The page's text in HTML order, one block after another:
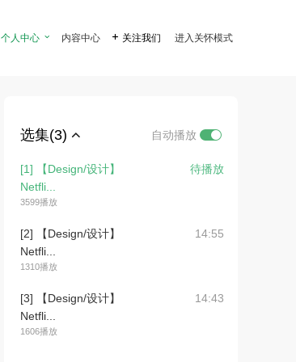
个人中心  内容中心  关注我们 进入关怀模式
选集(3) 自动播放
[1] 【Design/设计】
Netfli...
3599播放
待播放
[2] 【Design/设计】
Netfli...
1310播放
14:55
[3] 【Design/设计】
Netfli...
1606播放
14:43